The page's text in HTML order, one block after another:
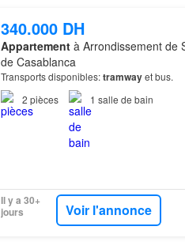
340.000 DH
Appartementà Arrondissement de
de Casablanca
Transports disponibles:tramwayet bus.
2 pièces 1 salle de bain
Il y a 30+
jours
Voir l'annonce